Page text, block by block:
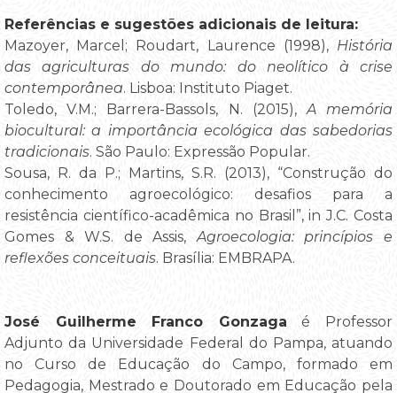
Referências e sugestões adicionais de leitura:
Mazoyer, Marcel; Roudart, Laurence (1998), História
das agriculturas do mundo: do neolítico à crise
contemporânea. Lisboa: Instituto Piaget.
Toledo, V.M.; Barrera-Bassols, N. (2015), A memória
biocultural: a importância ecológica das sabedorias
tradicionais. São Paulo: Expressão Popular.
Sousa, R. da P.; Martins, S.R. (2013), “Construção do
conhecimento agroecológico: desafios para a
resistência científico-acadêmica no Brasil”, in J.C. Costa
Gomes & W.S. de Assis, Agroecologia: princípios e
reflexões conceituais. Brasília: EMBRAPA.
José Guilherme Franco Gonzaga é Professor
Adjunto da Universidade Federal do Pampa, atuando
no Curso de Educação do Campo, formado em
Pedagogia, Mestrado e Doutorado em Educação pela